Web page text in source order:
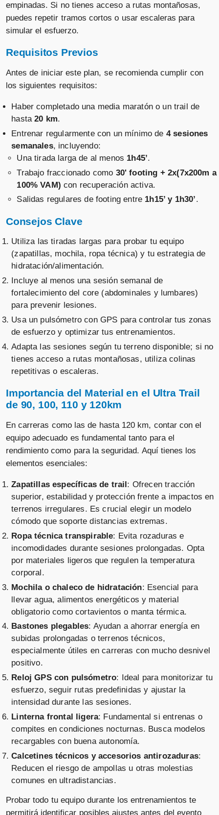
empinadas. Si no tienes acceso a rutas montañosas,
puedes repetir tramos cortos o usar escaleras para
simular el esfuerzo.
Requisitos Previos
Antes de iniciar este plan, se recomienda cumplir con
los siguientes requisitos:
Haber completado una media maratón o un trail de
hasta20 km.
Entrenar regularmente con un mínimo de 4 sesiones
semanales, incluyendo:
Una tirada larga de al menos 1h45’.
Trabajo fraccionado como 30' footing + 2x(7x200m a
100% VAM) con recuperación activa.
Salidas regulares de footing entre 1h15’ y 1h30’.
Consejos Clave
Utiliza las tiradas largas para probar tu equipo
(zapatillas, mochila, ropa técnica) y tu estrategia de
hidratación/alimentación.
Incluye al menos una sesión semanal de
fortalecimiento del core (abdominales y lumbares)
para prevenir lesiones.
Usa un pulsómetro con GPS para controlar tus zonas
de esfuerzo y optimizar tus entrenamientos.
Adapta las sesiones según tu terreno disponible; si no
tienes acceso a rutas montañosas, utiliza colinas
repetitivas o escaleras.
Importancia del Material en el Ultra Trail
de 90, 100, 110 y 120km
En carreras como las de hasta 120 km, contar con el
equipo adecuado es fundamental tanto para el
rendimiento como para la seguridad. Aquí tienes los
elementos esenciales:
Zapatillas específicas de trail: Ofrecen tracción
superior, estabilidad y protección frente a impactos en
terrenos irregulares. Es crucial elegir un modelo
cómodo que soporte distancias extremas.
Ropa técnica transpirable: Evita rozaduras e
incomodidades durante sesiones prolongadas. Opta
por materiales ligeros que regulen la temperatura
corporal.
Mochila o chaleco de hidratación: Esencial para
llevar agua, alimentos energéticos y material
obligatorio como cortavientos o manta térmica.
Bastones plegables: Ayudan a ahorrar energía en
subidas prolongadas o terrenos técnicos,
especialmente útiles en carreras con mucho desnivel
positivo.
Reloj GPS con pulsómetro: Ideal para monitorizar tu
esfuerzo, seguir rutas predefinidas y ajustar la
intensidad durante las sesiones.
Linterna frontal ligera: Fundamental si entrenas o
compites en condiciones nocturnas. Busca modelos
recargables con buena autonomía.
Calcetines técnicos y accesorios antirozaduras:
Reducen el riesgo de ampollas u otras molestias
comunes en ultradistancias.
Probar todo tu equipo durante los entrenamientos te
permitirá identificar posibles ajustes antes del evento